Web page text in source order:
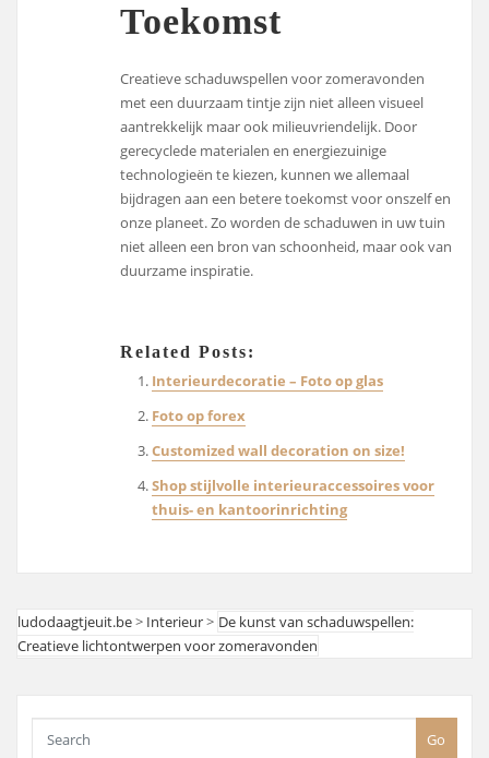
Toekomst
Creatieve schaduwspellen voor zomeravonden
met een duurzaam tintje zijn niet alleen visueel
aantrekkelijk maar ook milieuvriendelijk. Door
gerecyclede materialen en energiezuinige
technologieën te kiezen, kunnen we allemaal
bijdragen aan een betere toekomst voor onszelf en
onze planeet. Zo worden de schaduwen in uw tuin
niet alleen een bron van schoonheid, maar ook van
duurzame inspiratie.
Related Posts:
Interieurdecoratie – Foto op glas
Foto op forex
Customized wall decoration on size!
Shop stijlvolle interieuraccessoires voor
thuis- en kantoorinrichting
ludodaagtjeuit.be> Interieur> De kunst van schaduwspellen:
Creatieve lichtontwerpen voor zomeravonden
Go